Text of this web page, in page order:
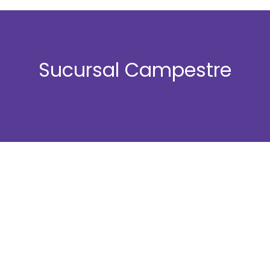
Sucursal Campestre